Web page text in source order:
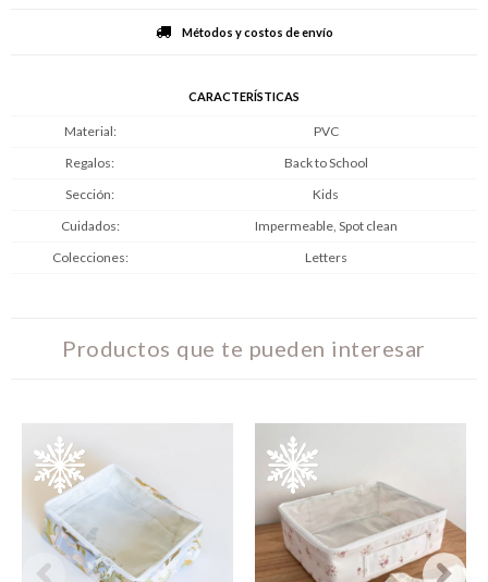
Métodos y costos de envío
CARACTERÍSTICAS
Material
PVC
Regalos
Back to School
Sección
Kids
Cuidados
Impermeable, Spot clean
Colecciones
Letters
Productos que te pueden interesar